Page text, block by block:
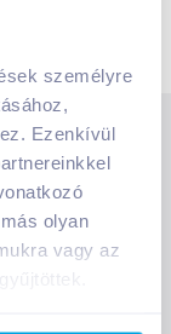
személyre
Ezenkívül
olyan
vagy az